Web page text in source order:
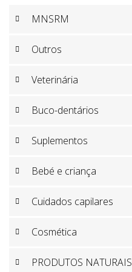
MNSRM
Outros
Veterinária
Buco-dentários
Suplementos
Bebé e criança
Cuidados capilares
Cosmética
PRODUTOS NATURAIS